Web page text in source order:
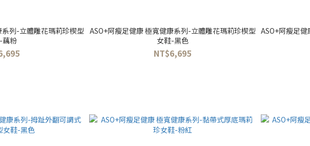
列-立體雕花瑪莉珍楔型
藕粉
ASO+阿瘦足健康 極寬健康系列-立體雕花瑪莉珍楔型
女鞋-黑色
NT$6,695
ASO+阿瘦足